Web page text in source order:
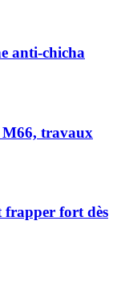
anti-chicha
M66, travaux
frapper fort dès